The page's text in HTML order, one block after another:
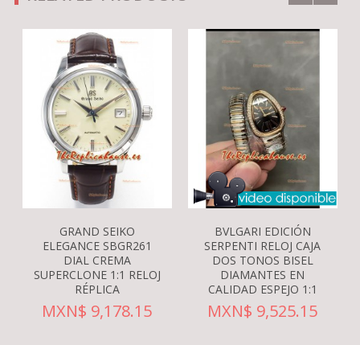
GRAND SEIKO
ELEGANCE SBGR261
DIAL CREMA
SUPERCLONE 1:1 RELOJ
RÉPLICA
MXN$ 9,178.15
BVLGARI EDICIÓN
SERPENTI RELOJ CAJA
DOS TONOS BISEL
DIAMANTES EN
CALIDAD ESPEJO 1:1
MXN$ 9,525.15